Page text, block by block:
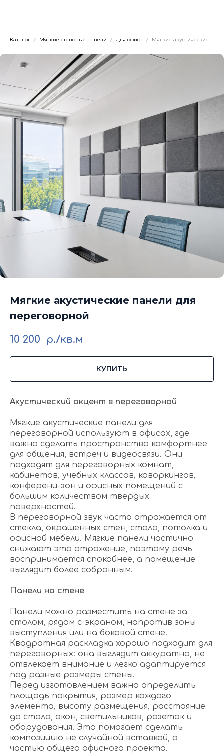
Каталог Мягкие стеновые панели Для офиса Мягкие акустические панели для переговорной
Мягкие акустические панели для
переговорной
10 200 р./кв.м
КУПИТЬ
Акустический акцент в переговорной
Мягкие акустические панели для
переговорной используют в офисах, где
важно сделать пространство комфортнее
для общения, встреч и видеосвязи. Они
подходят для переговорных комнат,
кабинетов, учебных классов, коворкингов,
конференц-зон и офисных помещений с
большим количеством твердых
поверхностей.
В переговорной звук часто отражается от
стекла, окрашенных стен, стола, потолка и
офисной мебели. Мягкие панели частично
снижают это отражение, поэтому речь
воспринимается спокойнее, а помещение
выглядит более собранным.
Панели на стене
Панели можно разместить на стене за
столом, рядом с экраном, напротив зоны
выступления или на боковой стене.
Квадратная раскладка хорошо подходит для
переговорных: она выглядит аккуратно, не
отвлекает внимание и легко адаптируется
под разные размеры стены.
Перед изготовлением важно определить
площадь покрытия, размер каждого
элемента, высоту размещения, расстояние
до стола, окон, светильников, розеток и
оборудования. Это помогает сделать
композицию не случайной вставкой, а
частью общего офисного проекта.